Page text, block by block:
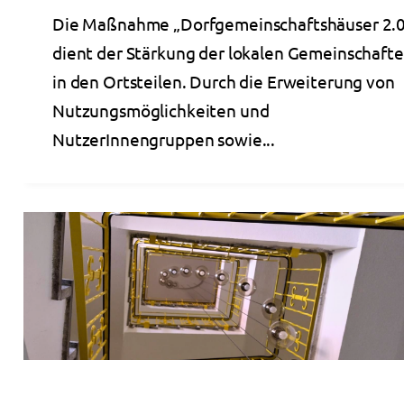
Die Maßnahme „Dorfgemeinschaftshäuser
dient der Stärkung der lokalen
in den Ortsteilen. Durch die Erweiterung von
Nutzungsmöglichkeiten und
NutzerInnengruppen sowie...